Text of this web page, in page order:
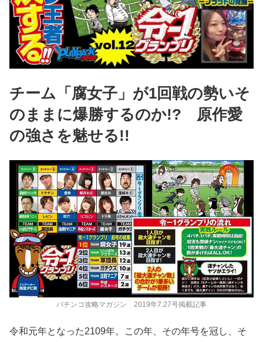
チーム「腐女子」が1回戦の勢いそ
のままに爆勝するのか!? 原作愛
の強さを魅せる!!
パチンコ攻略マガジン 2019年7.27号掲載記事
令和元年となった2109年。この年、その年号を冠し、そ